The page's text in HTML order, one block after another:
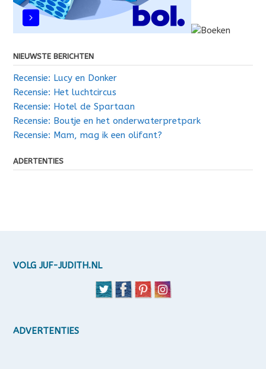
NIEUWSTE BERICHTEN
Recensie: Lucy en Donker
Recensie: Het luchtcircus
Recensie: Hotel de Spartaan
Recensie: Boutje en het onderwaterpretpark
Recensie: Mam, mag ik een olifant?
ADERTENTIES
VOLG JUF-JUDITH.NL
ADVERTENTIES